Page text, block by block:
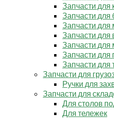
Запчасти для
Запчасти для
Запчасти для
Запчасти для
Запчасти для
Запчасти для
Запчасти для
Запчасти для
Ручки для
Запчасти для
Для столов
Для тележек